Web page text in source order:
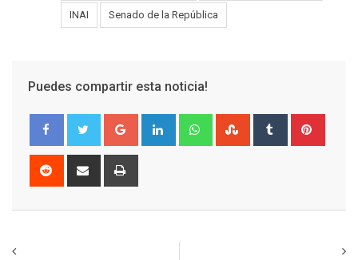
INAI Senado de la República
Puedes compartir esta noticia!
Google+ LinkedIn WhatsappStumbleUpon
Tumblr
Reddit
Share